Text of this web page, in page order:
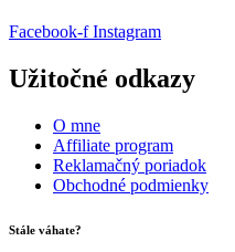
Facebook-f Instagram
Užitočné odkazy
O mne
Affiliate program
Reklamačný poriadok
Obchodné podmienky
Stále váhate?